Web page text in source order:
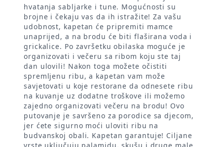
hvatanja sabljarke i tune. Mogućnosti su
brojne i čekaju vas da ih istražite! Za vašu
udobnost, kapetan će pripremiti mamce
unaprijed, a na brodu će biti flaširana voda i
grickalice. Po završetku obilaska moguće je
organizovati i večeru sa ribom koju ste taj
dan ulovili! Nakon toga možete očistiti
spremljenu ribu, a kapetan vam može
savjetovati u koje restorane da odnesete ribu
na kuvanje uz dodatne troškove ili možemo
zajedno organizovati večeru na brodu! Ovo
putovanje je savršeno za porodice sa djecom,
jer ćete sigurno moći uloviti ribu na
budvanskoj obali. Kapetan garantuje! Ciljane
vrste uključuju palamidu, skušu i druge male